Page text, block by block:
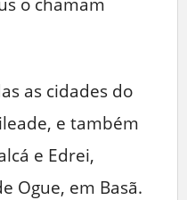
as cidades do
e também
e Edrei,
Ogue, em Basã.